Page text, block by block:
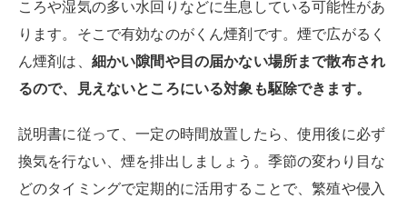
ころや湿気の多い水回りなどに生息している可能性があ
ります。そこで有効なのがくん煙剤です。煙で広がるく
ん煙剤は、 細かい隙間や目の届かない場所まで散布され
るので、見えないところにいる対象も駆除できます。
説明書に従って、一定の時間放置したら、使用後に必ず
換気を行ない、煙を排出しましょう。季節の変わり目な
どのタイミングで定期的に活用することで、繁殖や侵入